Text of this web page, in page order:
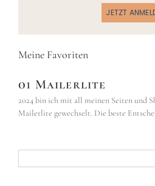
JETZT
Meine Favoriten
01 Mailerlite
2024 bin ich mit all meinen Seiten und
Mailerlite gewechselt. Die beste
nach: